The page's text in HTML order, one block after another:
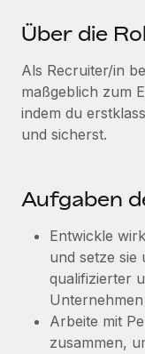
Lückenlose
Globale
Geräten
Niederlassungen
Mobilität und
Mühelose
Benefits
Mühelose
Weaviate auf
Mehr erfahren
Wellness-Startup
Mehr erfahren
BLOG
EOR und PEO
Contractor
Den Blog
BLOG
Neues zu
Gusto und
Über die
Als Recruiter/in
maßgeblich zum
indem du
und sicherst.
Aufgaben
Entwickle
und setze sie
qualifizierter
Arbeite mit
zusammen,